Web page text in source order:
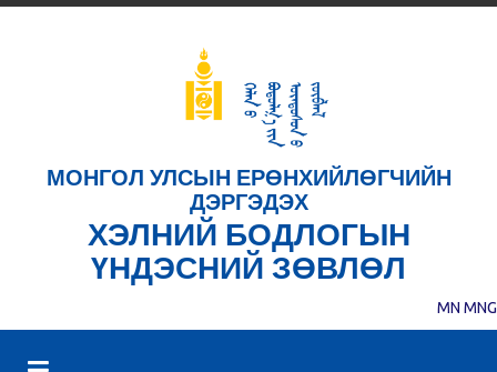
МОНГОЛ УЛСЫН ЕРӨНХИЙЛӨГЧИЙН
ДЭРГЭДЭХ
ХЭЛНИЙ БОДЛОГЫН
ҮНДЭСНИЙ ЗӨВЛӨЛ
MN MNG